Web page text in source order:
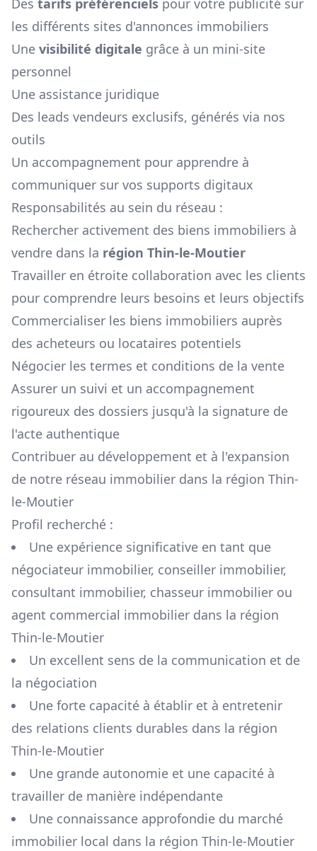
Des tarifs préférenciels pour votre publicité sur
les différents sites d'annonces immobiliers
Une visibilité digitale grâce à un mini-site
personnel
Une assistance juridique
Des leads vendeurs exclusifs, générés via nos
outils
Un accompagnement pour apprendre à
communiquer sur vos supports digitaux
Responsabilités au sein du réseau :
Rechercher activement des biens immobiliers à
vendre dans la région Thin-le-Moutier
Travailler en étroite collaboration avec les clients
pour comprendre leurs besoins et leurs objectifs
Commercialiser les biens immobiliers auprès
des acheteurs ou locataires potentiels
Négocier les termes et conditions de la vente
Assurer un suivi et un accompagnement
rigoureux des dossiers jusqu'à la signature de
l'acte authentique
Contribuer au développement et à l'expansion
de notre réseau immobilier dans la région Thin-
le-Moutier
Profil recherché :
Une expérience significative en tant que
négociateur immobilier, conseiller immobilier,
consultant immobilier, chasseur immobilier ou
agent commercial immobilier dans la région
Thin-le-Moutier
Un excellent sens de la communication et de
la négociation
Une forte capacité à établir et à entretenir
des relations clients durables dans la région
Thin-le-Moutier
Une grande autonomie et une capacité à
travailler de manière indépendante
Une connaissance approfondie du marché
immobilier local dans la région Thin-le-Moutier